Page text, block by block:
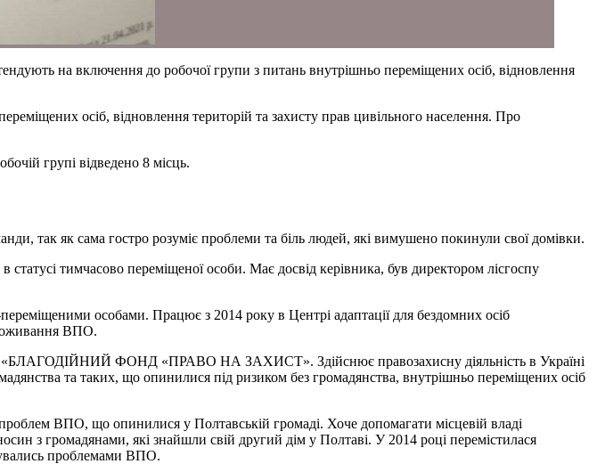
на включення до робочої групи з питань внутрішньо переміщених осіб, відновлення
осіб, відновлення територій та захисту прав цивільного населення. Про
групі відведено 8 місць.
так як сама гостро розуміє проблеми та біль людей, які вимушено покинули свої домівки.
тимчасово переміщеної особи. Має досвід керівника, був директором лісгоспу
особами. Працює з 2014 року в Центрі адаптації для бездомних осіб
ВПО.
«БЛАГОДІЙНИЙ ФОНД «ПРАВО НА ЗАХИСТ». Здійснює правозахисну діяльність в Україні
та таких, що опинилися під ризиком без громадянства, внутрішньо переміщених осіб
ВПО, що опинилися у Полтавській громаді. Хоче допомагати місцевій владі
з громадянами, які знайшли свій другий дім у Полтаві. У 2014 році перемістилася
проблемами ВПО.